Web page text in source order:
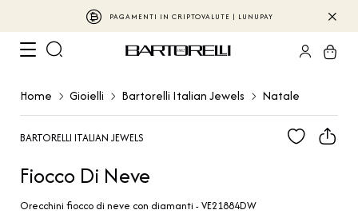
PAGAMENTI IN CRIPTOVALUTE | LUNUPAY
Home Gioielli Bartorelli Italian Jewels Natale
BARTORELLI ITALIAN JEWELS
Fiocco Di Neve
Orecchini fiocco di neve con diamanti - VE21884DW